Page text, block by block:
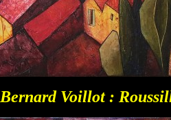
Bernard Voillot :